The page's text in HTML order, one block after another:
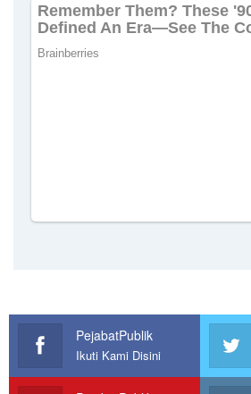
PejabatPublik
Ikuti Kami Disini